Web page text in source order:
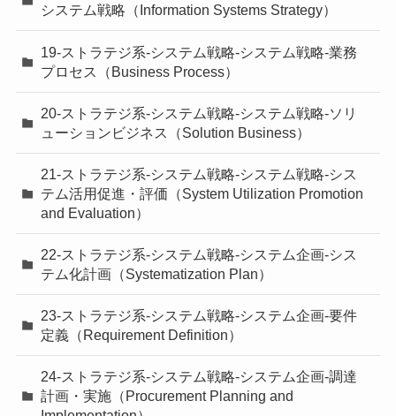
システム戦略（Information Systems Strategy）
19-ストラテジ系-システム戦略-システム戦略-業務
プロセス（Business Process）
20-ストラテジ系-システム戦略-システム戦略-ソリ
ューションビジネス（Solution Business）
21-ストラテジ系-システム戦略-システム戦略-シス
テム活用促進・評価（System Utilization Promotion
and Evaluation）
22-ストラテジ系-システム戦略-システム企画-シス
テム化計画（Systematization Plan）
23-ストラテジ系-システム戦略-システム企画-要件
定義（Requirement Definition）
24-ストラテジ系-システム戦略-システム企画-調達
計画・実施（Procurement Planning and